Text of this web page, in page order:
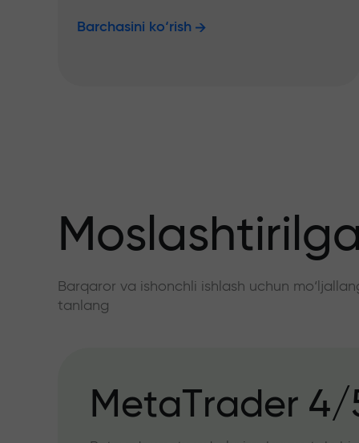
Barchasini ko‘rish
Barqaror va ishonchli ishlash uchun
tanlang
MetaTrader 4/